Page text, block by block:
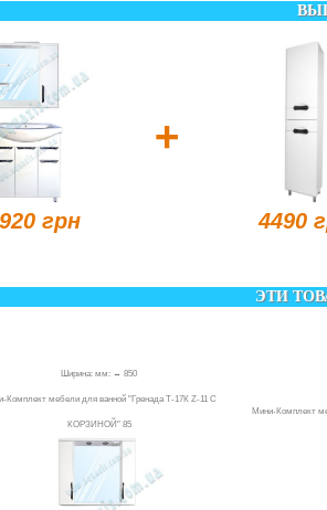
грн
+
4490
ЭТИ
Ширина: мм: ↔ 850
Комплект мебели для ванной "Гренада Т-17К Z-11 С
КОРЗИНОЙ" 85
Мини-Комплект